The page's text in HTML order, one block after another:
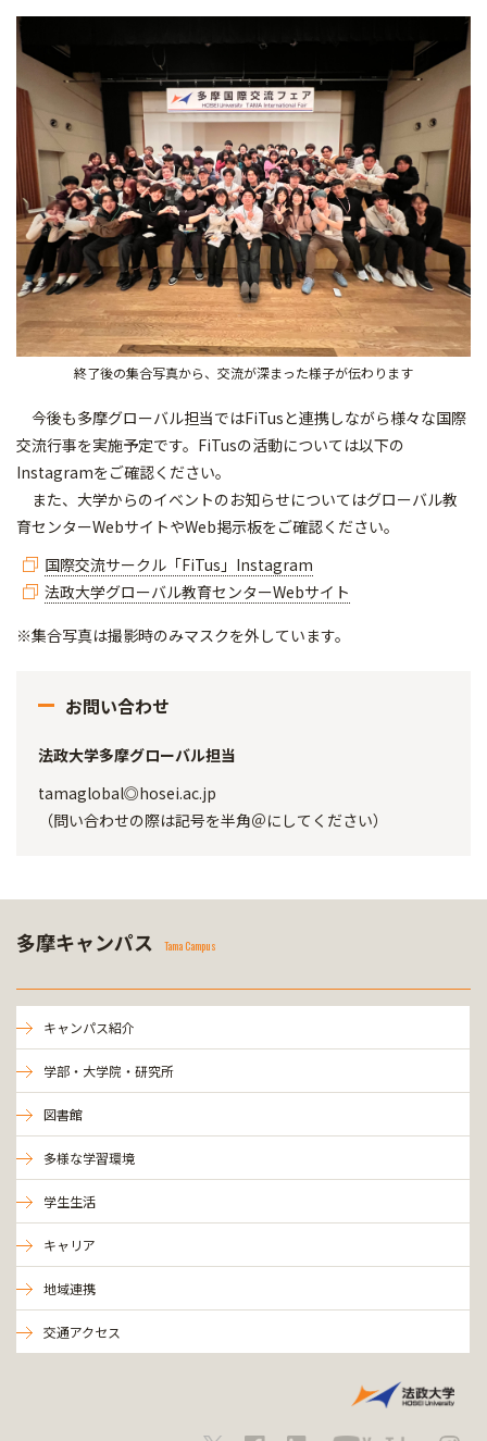
終了後の集合写真から、交流が深まった様子が伝わります
今後も多摩グローバル担当ではFiTusと連携しながら様々な国際
交流行事を実施予定です。FiTusの活動については以下の
Instagramをご確認ください。
また、大学からのイベントのお知らせについてはグローバル教
育センターWebサイトやWeb掲示板をご確認ください。
国際交流サークル「FiTus」Instagram
法政大学グローバル教育センターWebサイト
※集合写真は撮影時のみマスクを外しています。
お問い合わせ
法政大学多摩グローバル担当
tamaglobal◎hosei.ac.jp
（問い合わせの際は記号を半角＠にしてください）
多摩キャンパス Tama Campus
キャンパス紹介
学部・大学院・研究所
図書館
多様な学習環境
学生生活
キャリア
地域連携
交通アクセス